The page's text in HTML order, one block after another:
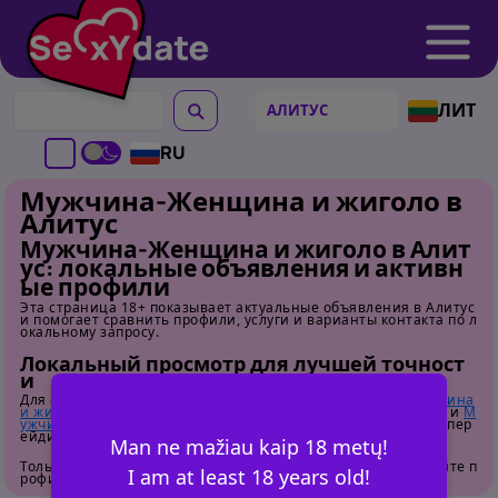
ЛИТ
RU
Man ne mažiau kaip 18 metų!
I am at least 18 years old!
Мужчина-Женщина и жиголо в
Алитус
Мужчина-Женщина и жиголо в Алит
ус: локальные объявления и активн
ые профили
Эта страница 18+ показывает актуальные объявления в Алитус
и помогает сравнить профили, услуги и варианты контакта по л
окальному запросу.
Локальный просмотр для лучшей точност
и
Для сравнения соседних локаций откройте Мужчина-Женщина
и жиголо в Вильнюс иМ
ужчина-Женщина и жиголо в Клайпеда . Для общего обзора пер
ейдите на страницу категории
Только для взрослых. Перед контактом внимательно изучайте п
рофили.